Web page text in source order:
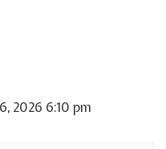
2026 6:10 pm